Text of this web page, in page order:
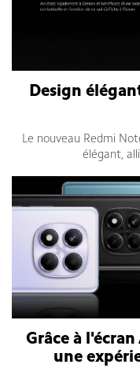
Design
Le nouveau Redmi
élégant,
Grâce à
une